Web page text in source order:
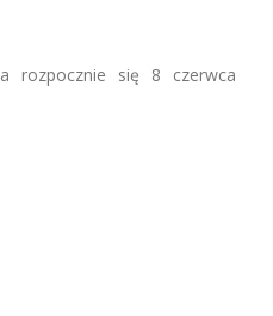
rozpocznie się 8 czerwca